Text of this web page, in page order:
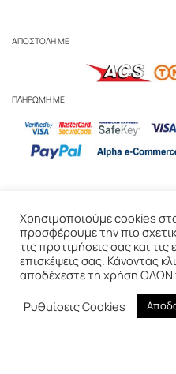
ΑΠΟΣΤΟΛΗ ΜΕ
ΠΛΗΡΩΜΗ ΜΕ
Business Inquiries- Αναγόμωση
Πολιτική Απορρήτου-Πολιτική
Όροι
© 2020 WAKS
Χρησιμοποιούμε cookies
προσφέρουμε την πιο
τις προτιμήσεις σας και
επισκέψεις σας. Κάνοντας
αποδέχεστε τη χρήση ΟΛΩΝ
Ρυθμίσεις Cookies